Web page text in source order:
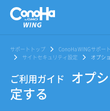
サポートトップ ConoHa WINGサポー
サイトセキュリティ設定
オプシ
ご利用ガイド
オプ
定する